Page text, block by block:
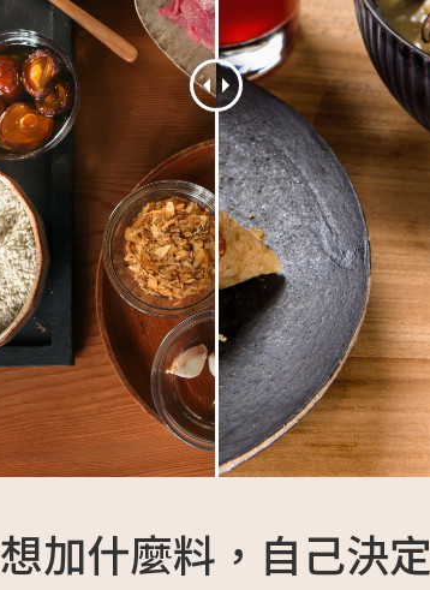
想加什麼料，自己決定